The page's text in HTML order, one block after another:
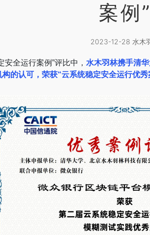
案例”
2023-12-28 水木
全运行案例”评比中， 水木羽林携手清
的认可，荣获“云系统稳定安全运行优秀